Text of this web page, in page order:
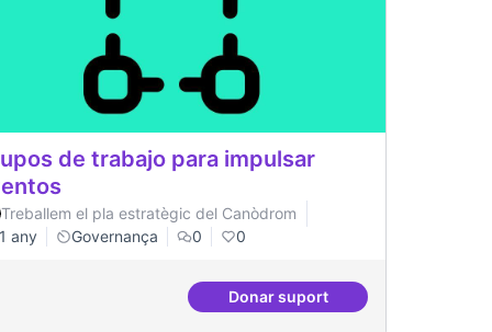
de trabajo para impulsar
Treballem el pla estratègic del Canòdrom
1 any
Governança 0 0
Donar suportGrupos de trabajo para